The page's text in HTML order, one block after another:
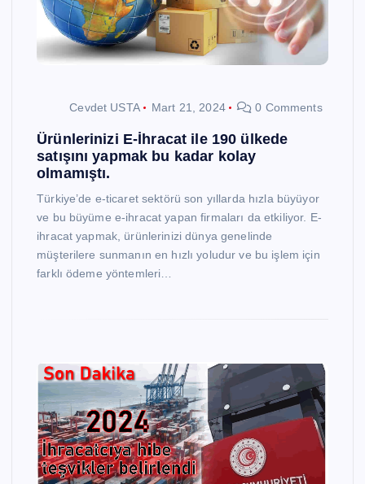
Cevdet USTA Mart 21, 2024 0 Comments
Ürünlerinizi E-İhracat ile 190 ülkede
satışını yapmak bu kadar kolay
olmamıştı.
Türkiye’de e-ticaret sektörü son yıllarda hızla büyüyor
ve bu büyüme e-ihracat yapan firmaları da etkiliyor. E-
ihracat yapmak, ürünlerinizi dünya genelinde
müşterilere sunmanın en hızlı yoludur ve bu işlem için
farklı ödeme yöntemleri…